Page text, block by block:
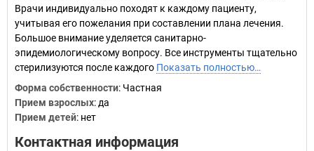
Врачи индивидуально походят к каждому пациенту,
учитывая его пожелания при составлении плана лечения.
Большое внимание уделяется санитарно-
эпидемиологическому вопросу. Все инструменты тщательно
стерилизуются после каждого Показать полностью…
Форма собственности: Частная
Прием взрослых: да
Прием детей: нет
Контактная информация